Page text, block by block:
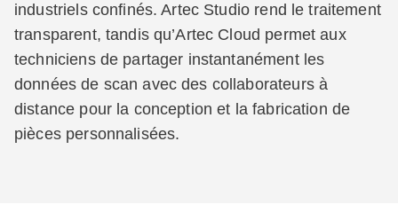
industriels confinés. Artec Studio rend le traitement
transparent, tandis qu’Artec Cloud permet aux
techniciens de partager instantanément les
données de scan avec des collaborateurs à
distance pour la conception et la fabrication de
pièces personnalisées.